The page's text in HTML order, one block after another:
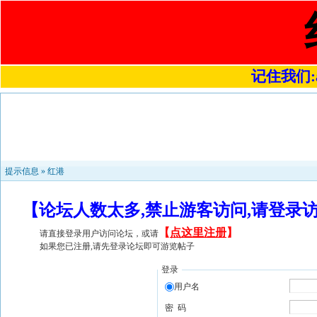
记住我们
提示信息 » 红港
【论坛人数太多,禁止游客访问,请登
请直接登录用户访问论坛，或请 【 点这里注册】
如果您已注册,请先登录论坛即可游览帖子
登录
用户名
密 码